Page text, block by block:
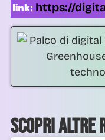
link: https://
Scopri altre